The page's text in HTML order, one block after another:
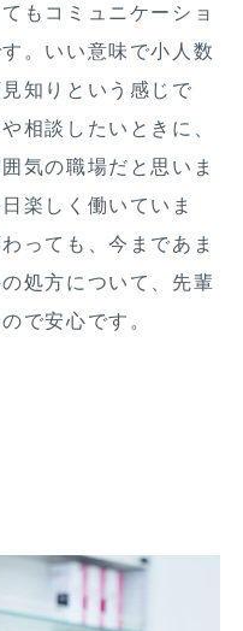
もコミュニケーショ
。いい意味で小人数
知りという感じで
相談したいときに、
気の職場だと思いま
楽しく働いていま
っても、今まであま
処方について、先輩
で安心です。